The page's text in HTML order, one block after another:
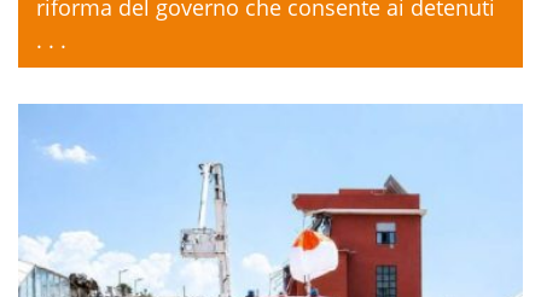
riforma del governo che consente ai detenuti
. . .